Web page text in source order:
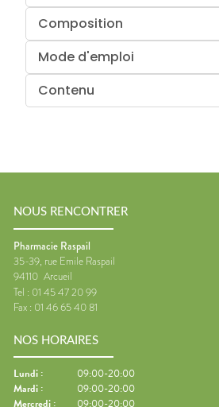
Composition
Mode d'emploi
Contenu
NOUS RENCONTRER
Pharmacie Raspail
35-39, rue Emile Raspail
94110 Arcueil
Tel : 01 45 47 20 99
Fax : 01 46 65 40 81
NOS HORAIRES
Lundi :
09:00-20:00
Mardi :
09:00-20:00